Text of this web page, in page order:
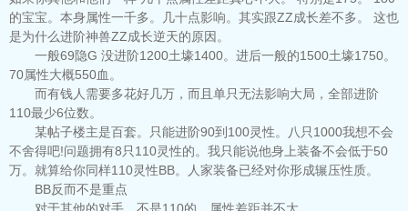
的宝宝。本身属性一千多。几十点影响。其实跟ZZ成长差不多。 这也
是为什么进阶神兽ZZ成长逆天的原因。
一般69隐G 没进阶1200土壕1400。进后一般的1500土壕1750。
70属性大概550血。
而有钱人需要多花好几万，而且单只无法影响大局，全部进阶
110最少6位数。
某帖子楼主是百套。只能进阶90到100灵性。八只1000我想不会
不舍得吧!问题拥有8只110灵性的。我只能说他身上装备不会低于50
万。就算给你同样110灵性BB。人家装备已经对你形成辗压性质。
BB反而不是重点
对于其他的对手。不是110的。属性差距并不大。